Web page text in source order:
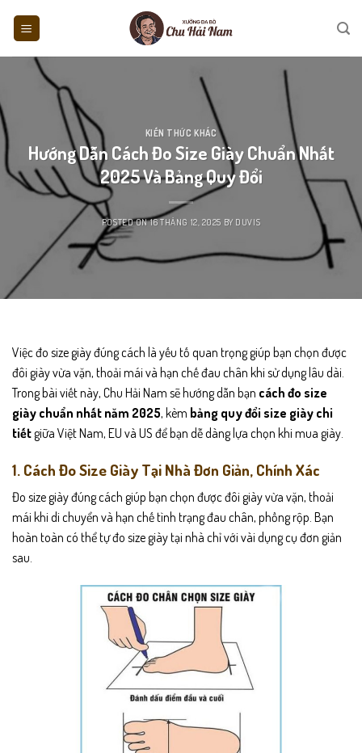
KIẾN THỨC KHÁC
Hướng Dẫn Cách Đo Size Giày Chuẩn Nhất
2025 Và Bảng Quy Đổi
POSTED ON16 THÁNG 12, 2025 BY DUVIS
Việc đo size giày đúng cách là yếu tố quan trọng giúp bạn chọn được
đôi giày vừa vặn, thoải mái và hạn chế đau chân khi sử dụng lâu dài.
Trong bài viết này, Chu Hải Nam sẽ hướng dẫn bạn cách đo size
giày chuẩn nhất năm 2025, kèm bảng quy đổi size giày chi
tiết giữa Việt Nam, EU và US để bạn dễ dàng lựa chọn khi mua giày.
1. Cách Đo Size Giày Tại Nhà Đơn Giản, Chính Xác
Đo size giày đúng cách giúp bạn chọn được đôi giày vừa vặn, thoải
mái khi di chuyển và hạn chế tình trạng đau chân, phồng rộp. Bạn
hoàn toàn có thể tự đo size giày tại nhà chỉ với vài dụng cụ đơn giản
sau.